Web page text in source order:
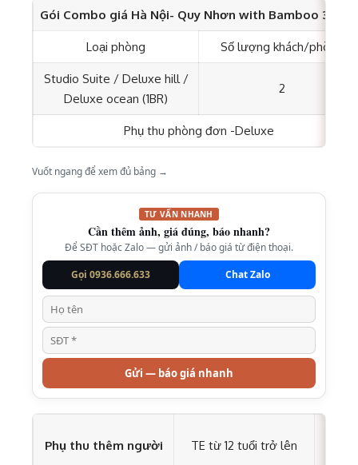
Gói Combo giá Hà Nội- Quy Nhơn with Bamboo 3N2Đ
Loại phòng Số lượng khách/phòng
Studio Suite / Deluxe hill /
Deluxe ocean (1BR)
2
Phụ thu phòng đơn -Deluxe
Vuốt ngang để xem đủ bảng →
TƯ VẤN NHANH
Cần thêm ảnh, giá đúng, báo nhanh?
Để SĐT hoặc Zalo — gửi ảnh / báo giá từ điện thoại.
Gọi 0936.666.633
Chat Zalo
Gửi — báo giá nhanh
Phụ thu thêm người TE từ 12 tuổi trở lên